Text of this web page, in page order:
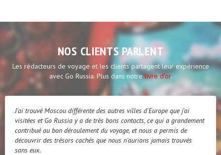
NOS CLIENTS PARLENT
Les rédacteurs de voyage et les clients partagent leur expérience
avec Go Russia. Plus dans notrelivre d'or.
J'ai trouvé Moscou différente des autres villes d'Europe que j'ai
visitées et Go Russia y a de très bons contacts, ce qui a grandement
contribué au bon déroulement du voyage, et nous a permis de
découvrir des trésors cachés que nous n'aurions jamais trouvés
sans eux.